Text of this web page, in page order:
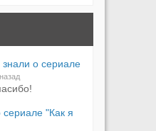
о сериале
"Как я